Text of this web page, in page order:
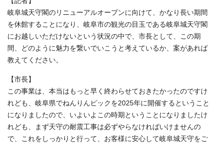
岐阜城天守閣のリニューアルオープンに向けて、かなり長い期間
を休館することになり、岐阜市の観光の目玉である岐阜城天守閣
にお越しいただけないという状況の中で、市長として、この期
間、どのように魅力を繋いでいこうと考えているか、案があれば
教えてください。
【市長】
この事業は、本当はもっと早く終わらせておきたかったのですけ
れども、岐阜県でねんりんピックを2025年に開催するということ
になりましたので、いよいよこの時期ということになりましたけ
れども、まず天守の耐震工事は必ずやらなければいけませんの
で、これをしっかりと行って、お客様に安心して岐阜城天守をご